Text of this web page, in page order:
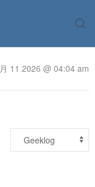
11 2026 @ 04:04 am